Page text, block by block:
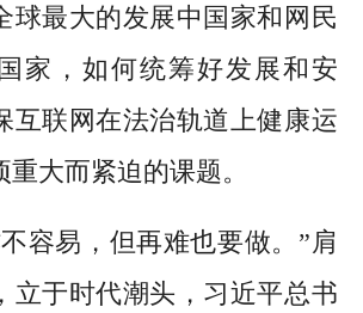
球最大的发展中国家和网民
家，如何统筹好发展和安
互联网在法治轨道上健康运
大而紧迫的课题。
容易，但再难也要做。”肩
立于时代潮头，习近平总书